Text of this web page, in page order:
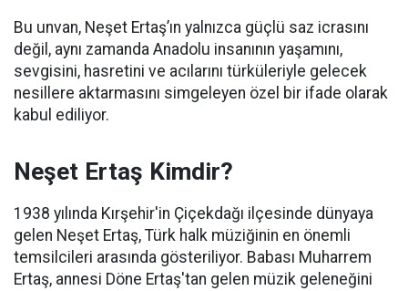
Bu unvan, Neşet Ertaş’ın yalnızca güçlü saz icrasını
değil, aynı zamanda Anadolu insanının yaşamını,
sevgisini, hasretini ve acılarını türküleriyle gelecek
nesillere aktarmasını simgeleyen özel bir ifade olarak
kabul ediliyor.
Neşet Ertaş Kimdir?
1938 yılında Kırşehir'in Çiçekdağı ilçesinde dünyaya
gelen Neşet Ertaş, Türk halk müziğinin en önemli
temsilcileri arasında gösteriliyor. Babası Muharrem
Ertaş, annesi Döne Ertaş'tan gelen müzik geleneğini